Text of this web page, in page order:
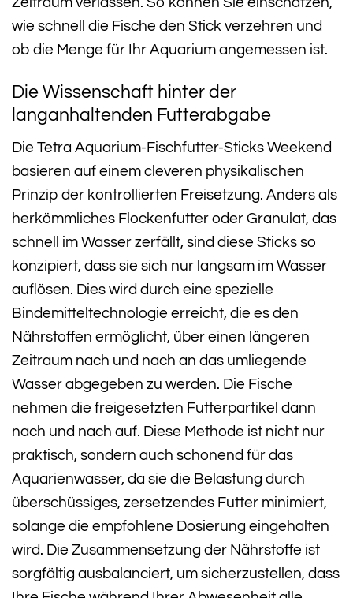
wie schnell die Fische den Stick verzehren und
ob die Menge für Ihr Aquarium angemessen ist.
Die Wissenschaft hinter der
langanhaltenden Futterabgabe
Die Tetra Aquarium-Fischfutter-Sticks Weekend
basieren auf einem cleveren physikalischen
Prinzip der kontrollierten Freisetzung. Anders als
herkömmliches Flockenfutter oder Granulat, das
schnell im Wasser zerfällt, sind diese Sticks so
konzipiert, dass sie sich nur langsam im Wasser
auflösen. Dies wird durch eine spezielle
Bindemitteltechnologie erreicht, die es den
Nährstoffen ermöglicht, über einen längeren
Zeitraum nach und nach an das umliegende
Wasser abgegeben zu werden. Die Fische
nehmen die freigesetzten Futterpartikel dann
nach und nach auf. Diese Methode ist nicht nur
praktisch, sondern auch schonend für das
Aquarienwasser, da sie die Belastung durch
überschüssiges, zersetzendes Futter minimiert,
solange die empfohlene Dosierung eingehalten
wird. Die Zusammensetzung der Nährstoffe ist
sorgfältig ausbalanciert, um sicherzustellen, dass